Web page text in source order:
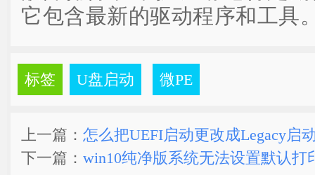
它包含最新的驱动程序和工具
标签 U盘启动 微PE
上一篇： 怎么把UEFI启动更改成Legacy启
下一篇： win10纯净版系统无法设置默认打